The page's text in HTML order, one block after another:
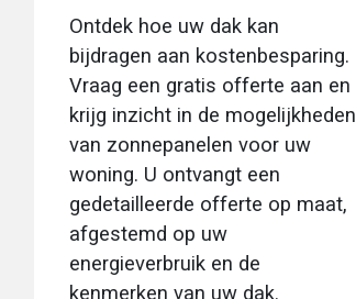
Ontdek hoe uw dak kan
bijdragen aan kostenbesparing.
Vraag een gratis offerte aan en
krijg inzicht in de mogelijkheden
van zonnepanelen voor uw
woning. U ontvangt een
gedetailleerde offerte op maat,
afgestemd op uw
energieverbruik en de
kenmerken van uw dak.